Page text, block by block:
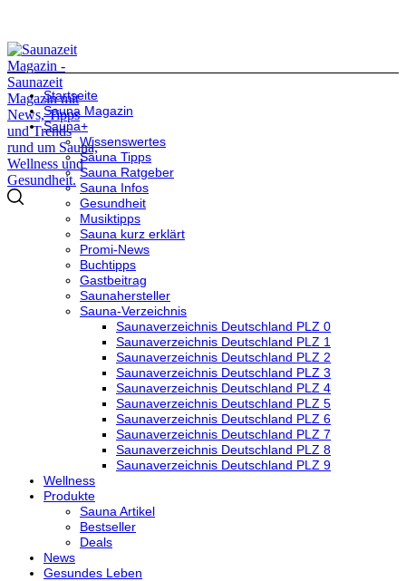
Startseite
Sauna Magazin
Sauna+
Wissenswertes
Sauna Tipps
Sauna Ratgeber
Sauna Infos
Gesundheit
Musiktipps
Sauna kurz erklärt
Promi-News
Buchtipps
Gastbeitrag
Saunahersteller
Sauna-Verzeichnis
Saunaverzeichnis Deutschland PLZ 0
Saunaverzeichnis Deutschland PLZ 1
Saunaverzeichnis Deutschland PLZ 2
Saunaverzeichnis Deutschland PLZ 3
Saunaverzeichnis Deutschland PLZ 4
Saunaverzeichnis Deutschland PLZ 5
Saunaverzeichnis Deutschland PLZ 6
Saunaverzeichnis Deutschland PLZ 7
Saunaverzeichnis Deutschland PLZ 8
Saunaverzeichnis Deutschland PLZ 9
Wellness
Produkte
Sauna Artikel
Bestseller
Deals
News
Gesundes Leben